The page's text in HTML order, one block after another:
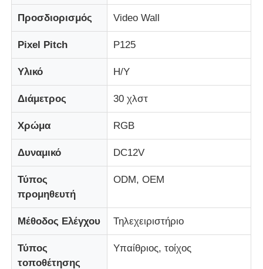
Οθόνη LED Mesh
LED διαφανής οθόνη φιλμ
Διαφανής οθόνη LED
Οθόνη LED που πετάει με drone
Ολογραφική οθόνη LED
Οθόνη μάσκας LED
Διαφανής οθόνη
Προσδιορισμός Video Wall
Pixel Pitch Ρ125
Υλικό Η/Υ
Διάμετρος 30 χλστ
Χρώμα RGB
Δυναμικό DC12V
Τύπος
προμηθευτή
ODM, OEM
Μέθοδος Ελέγχου Τηλεχειριστήριο
Τύπος
τοποθέτησης
Υπαίθριος, τοίχος